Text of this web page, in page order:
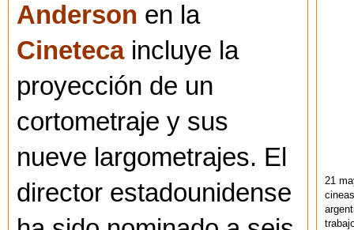
Anderson en la
Cinetecaincluye la
proyección de un
cortometraje y sus
nueve largometrajes. El
director estadounidense
21